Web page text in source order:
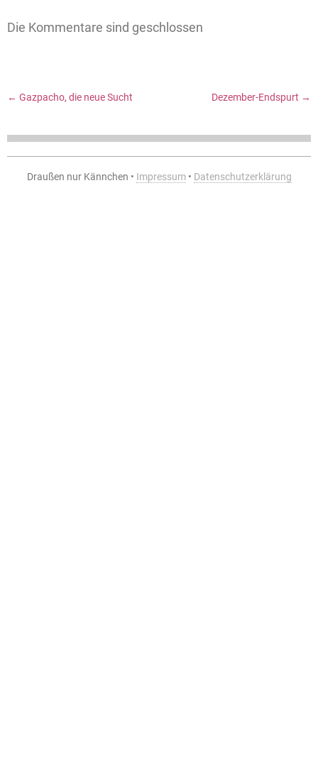
Die Kommentare sind geschlossen
← Gazpacho, die neue Sucht Dezember-Endspurt →
Draußen nur Kännchen • Impressum• Datenschutzerklärung